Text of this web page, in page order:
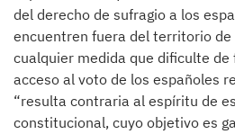
del derecho de sufragio a los
encuentren fuera del territorio de
cualquier medida que dificulte
acceso al voto de los españoles
“resulta contraria al espíritu de
constitucional, cuyo objetivo es